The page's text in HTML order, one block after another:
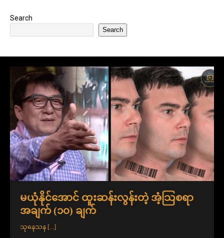
Search
Search
မယုံနိုင်အောင် ထူးဆန်းလွန်းတဲ့ အံ့သြစရာ
အချက် (၁၀) ချက်
သုနေသန [...]